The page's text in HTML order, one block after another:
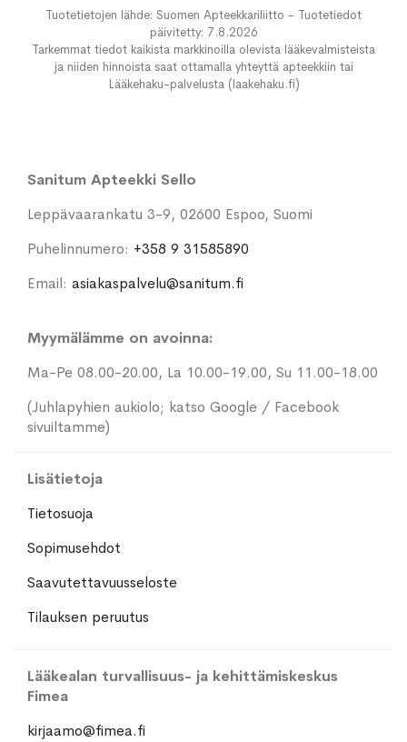
Tuotetietojen lähde: Suomen Apteekkariliitto - Tuotetiedot
päivitetty: 7.8.2026
Tarkemmat tiedot kaikista markkinoilla olevista lääkevalmisteista
ja niiden hinnoista saat ottamalla yhteyttä apteekkiin tai
Lääkehaku-palvelusta (laakehaku.fi)
Sanitum Apteekki Sello
Leppävaarankatu 3-9, 02600 Espoo, Suomi
Puhelinnumero: +358 9 31585890
Email: asiakaspalvelu@sanitum.fi
Myymälämme on avoinna:
Ma-Pe 08.00-20.00, La 10.00-19.00, Su 11.00-18.00
(Juhlapyhien aukiolo; katso Google / Facebook
sivuiltamme)
Lisätietoja
Tietosuoja
Sopimusehdot
Saavutettavuusseloste
Tilauksen peruutus
Lääkealan turvallisuus- ja kehittämiskeskus
Fimea
kirjaamo@fimea.fi